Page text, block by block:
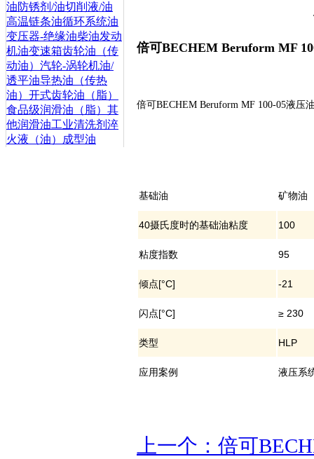
油防锈剂/油切削液/油
高温链条油循环系统油
变压器-绝缘油柴油发动
机油变速箱齿轮油（传
动油） 汽轮-涡轮机油/
透平油导热油（传热
油） 开式齿轮油（脂）
食品级润滑油（脂） 其
他润滑油工业清洗剂 淬
火液（油）
成型油
倍可BECHEM Beruform MF
倍可BECHEM Beruform MF 100-05液压
基础油 矿物油
40摄氏度时的基础油粘度 100
粘度指数 95
倾点[°C] -21
闪点[°C] ≥ 230
类型 HLP
应用案例 液压系
上一个：倍可